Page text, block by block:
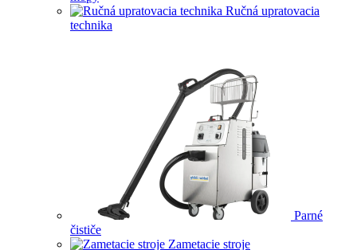
Ručná upratovacia
technika
Parné
čističe
Zametacie stroje